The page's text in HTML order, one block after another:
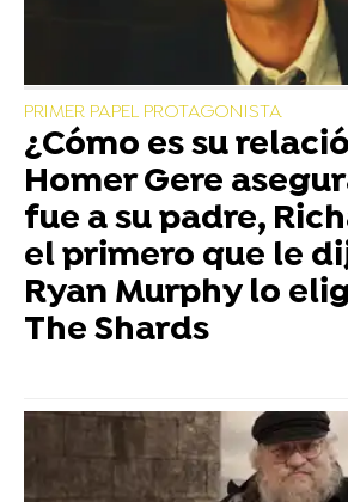
PRIMER PAPEL PROTAGONISTA
¿Cómo es su
Homer Gere
fue a su padre,
el primero que le
Ryan Murphy lo
The Shards